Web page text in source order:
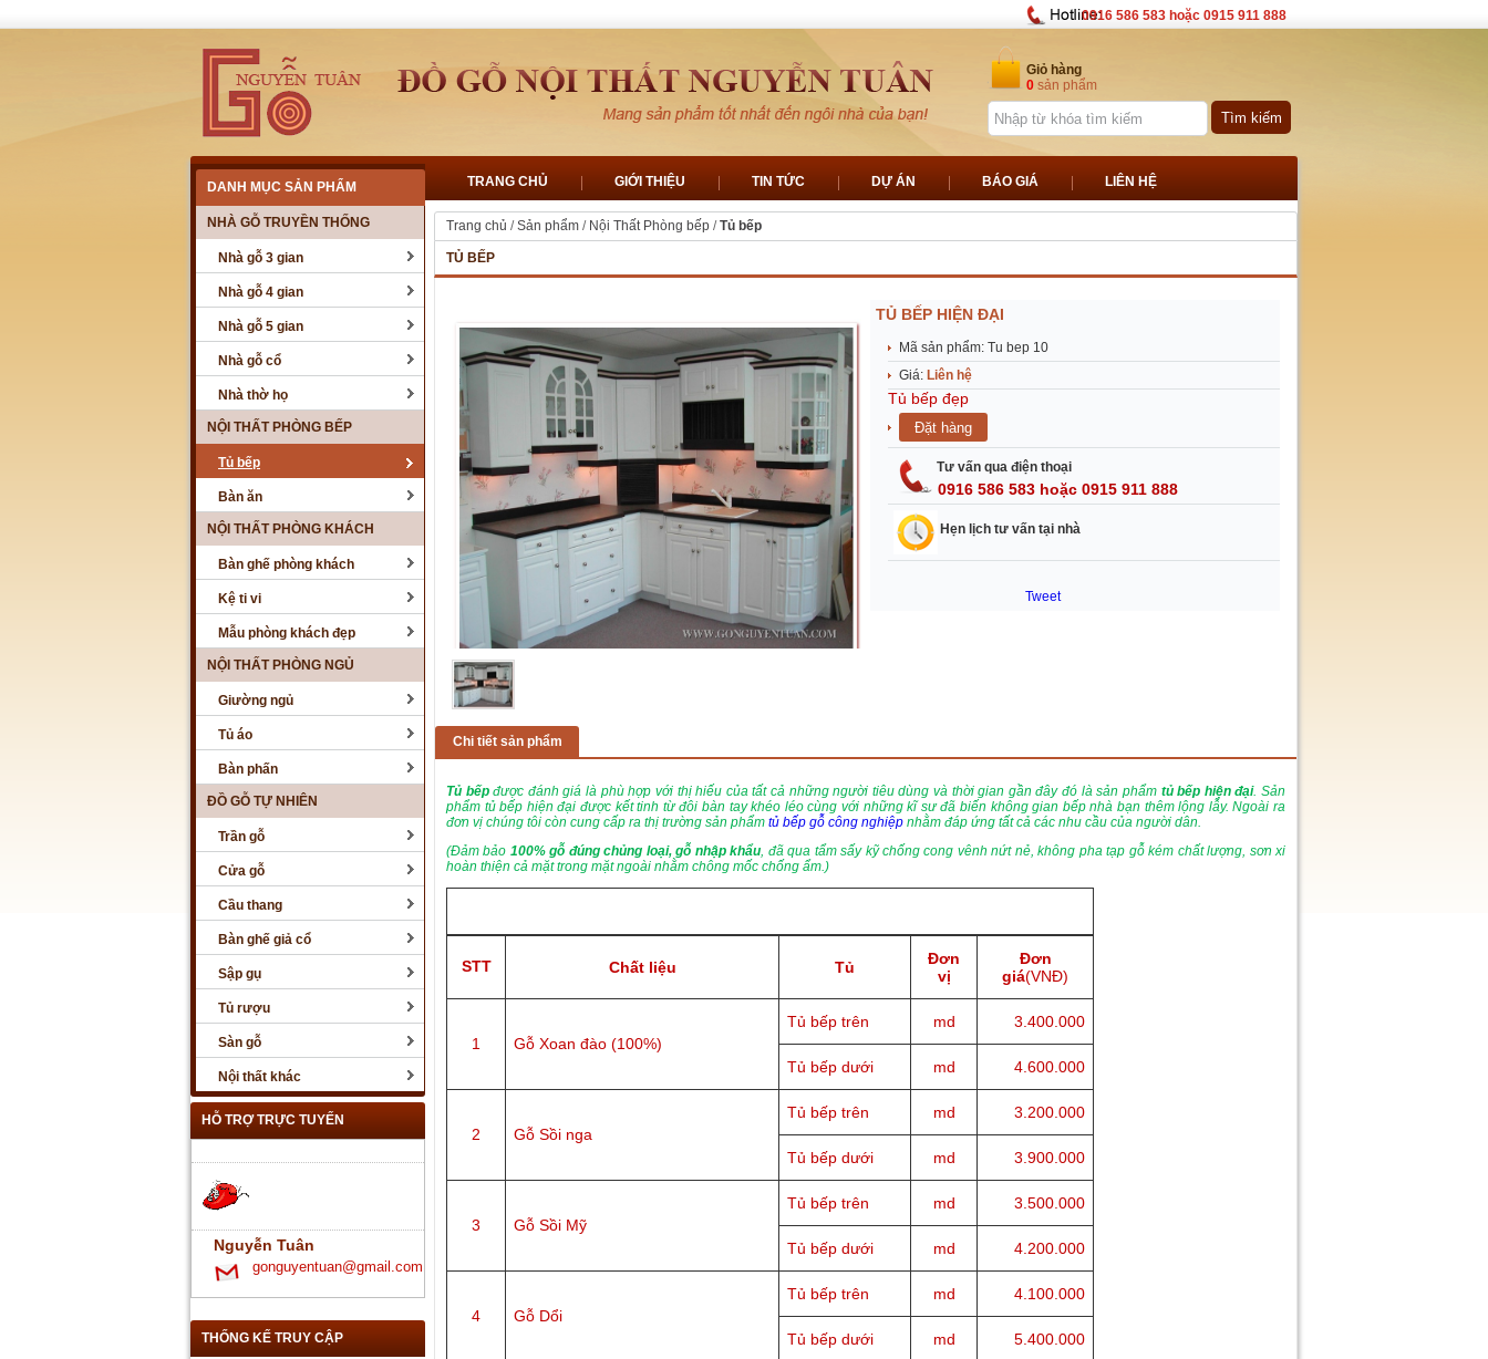
0916 586 583 hoặc 0915 911 888
Giỏ hàng
0 sản phẩm
DANH MỤC SẢN PHẨM
NHÀ GỖ TRUYỀN THỐNG
Nhà gỗ 3 gian
Nhà gỗ 4 gian
Nhà gỗ 5 gian
Nhà gỗ cổ
Nhà thờ họ
NỘI THẤT PHÒNG BẾP
Tủ bếp
Bàn ăn
NỘI THẤT PHÒNG KHÁCH
Bàn ghế phòng khách
Kệ ti vi
Mẫu phòng khách đẹp
NỘI THẤT PHÒNG NGỦ
Giường ngủ
Tủ áo
Bàn phấn
ĐỒ GỖ TỰ NHIÊN
Trần gỗ
Cửa gỗ
Cầu thang
Bàn ghế giả cổ
Sập gụ
Tủ rượu
Sàn gỗ
Nội thất khác
HỖ TRỢ TRỰC TUYẾN
Nguyễn Tuân
gonguyentuan@gmail.com
THỐNG KẾ TRUY CẬP
TRANG CHỦ GIỚI THIỆU TIN TỨC DỰ ÁN BÁO GIÁ LIÊN HỆ
Trang chủ /Sản phẩm / Nội Thất Phòng bếp /Tủ bếp
TỦ BẾP
TỦ BẾP HIỆN ĐẠI
Mã sản phẩm: Tu bep 10
Giá: Liên hệ
Tủ bếp đẹp
Tư vấn qua điện thoại
0916 586 583 hoặc 0915 911 888
Hẹn lịch tư vấn tại nhà
Tweet
Chi tiết sản phẩm
Tủ bếpđược đánh giá là phù hợp với thị hiếu của tất cả những người tiêu dùng và thời gian gần đây đó là sản phẩm tủ bếp hiện đại. Sản
phẩm tủ bếp hiện đại được kết tinh từ đôi bàn tay khéo léo cùng với những kĩ sư đã biến không gian bếp nhà bạn thêm lộng lẫy. Ngoài ra
đơn vị chúng tôi còn cung cấp ra thị trường sản phẩm tủ bếp gỗ công nghiệp nhằm đáp ứng tất cả các nhu cầu của người dân.
(Đảm bảo 100% gỗ đúng chủng loại, gỗ nhập khẩu, đã qua tẩm sấy kỹ chống cong vênh nứt nẻ, không pha tạp gỗ kém chất lượng, sơn xi
hoàn thiện cả mặt trong mặt ngoài nhằm chông mốc chống ẩm.)
STT Chất liệu Tủ
Đơn
vị
Đơn
giá(VNĐ)
1 Gỗ Xoan đào (100%)
Tủ bếp trên md 3.400.000
Tủ bếp dưới md 4.600.000
2 Gỗ Sồi nga
Tủ bếp trên md 3.200.000
Tủ bếp dưới md 3.900.000
3 Gỗ Sồi Mỹ
Tủ bếp trên md 3.500.000
Tủ bếp dưới md 4.200.000
4 Gỗ Dổi
Tủ bếp trên md 4.100.000
Tủ bếp dưới md 5.400.000